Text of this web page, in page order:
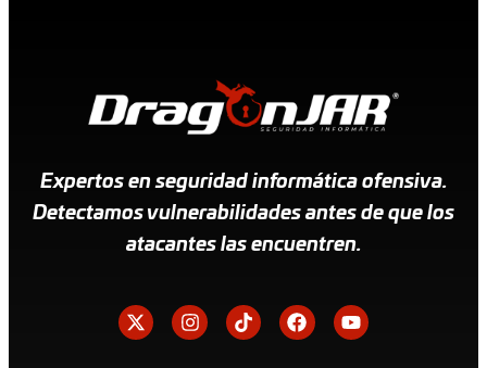
Expertos en seguridad informática ofensiva.
Detectamos vulnerabilidades antes de que los
atacantes las encuentren.